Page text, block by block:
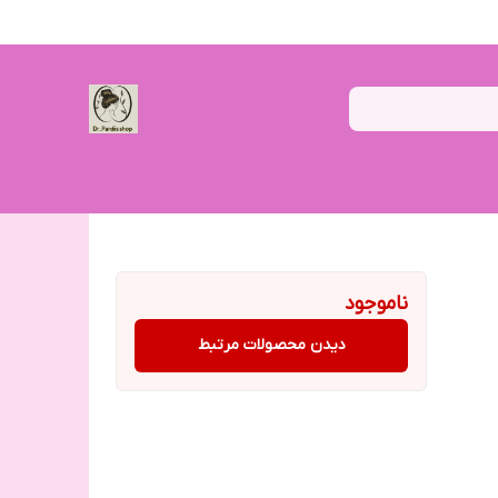
ناموجود
دیدن محصولات مرتبط